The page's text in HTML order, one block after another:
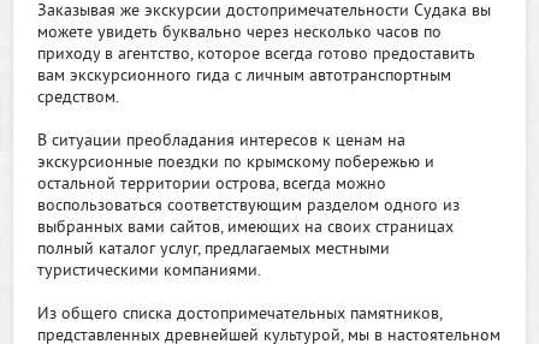
Заказывая же экскурсии достопримечательности Судака вы
можете увидеть буквально через несколько часов по
приходу в агентство, которое всегда готово предоставить
вам экскурсионного гида с личным автотранспортным
средством.
В ситуации преобладания интересов к ценам на
экскурсионные поездки по крымскому побережью и
остальной территории острова, всегда можно
воспользоваться соответствующим разделом одного из
выбранных вами сайтов, имеющих на своих страницах
полный каталог услуг, предлагаемых местными
туристическими компаниями.
Из общего списка достопримечательных памятников,
представленных древнейшей культурой, мы в настоятельном